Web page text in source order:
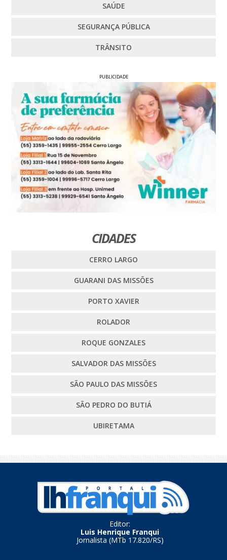
SAÚDE
SEGURANÇA PÚBLICA
TRÂNSITO
PUBLICIDADE
CIDADES
CERRO LARGO
GUARANI DAS MISSÕES
PORTO XAVIER
ROLADOR
ROQUE GONZALES
SALVADOR DAS MISSÕES
SÃO PAULO DAS MISSÕES
SÃO PEDRO DO BUTIÁ
UBIRETAMA
Editor:
Luis Henrique Franqui
Jornalista (MTb 17.820/RS)